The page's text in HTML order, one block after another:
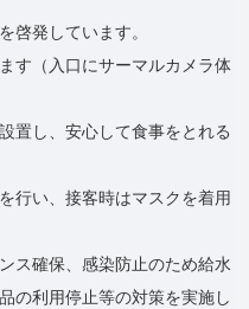
啓発しています。
す（入口にサーマルカメラ体
置し、安心して食事をとれる
行い、接客時はマスクを着用
ス確保、感染防止のため給水
の利用停止等の対策を実施し